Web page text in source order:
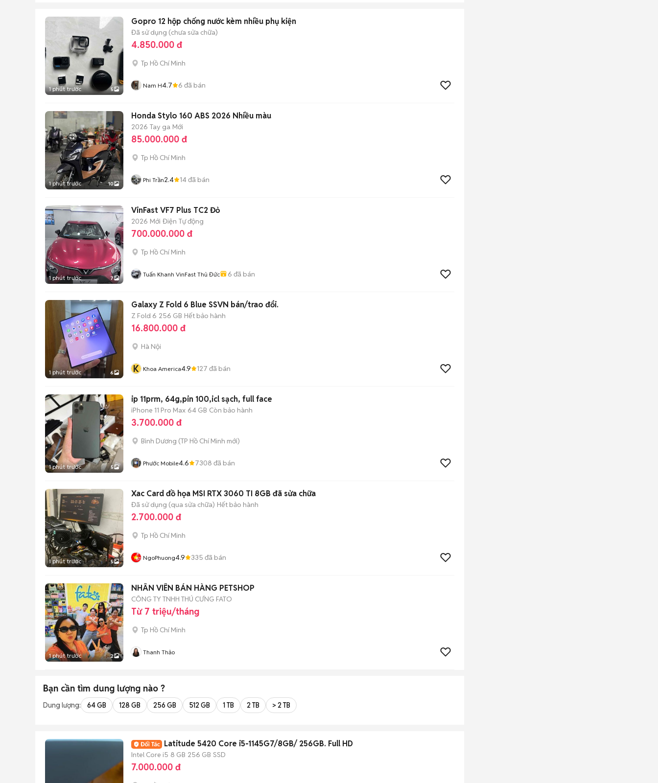
1 phút trước 5
Gopro 12 hộp chống nước kèm nhiều phụ kiện
Đã sử dụng (chưa sửa chữa)
4.850.000 đ
Tp Hồ Chí Minh
Nam H4.7 6 đã bán
1 phút trước 10
Honda Stylo 160 ABS 2026 Nhiều màu
2026 Tay ga Mới
85.000.000 đ
Tp Hồ Chí Minh
Phi Trần2.4 14đã bán
1 phút trước 7
VinFast VF7 Plus TC2 Đỏ
2026 Mới Điện Tự động
700.000.000 đ
Tp Hồ Chí Minh
Tuấn Khanh VinFast Thủ Đức 6 đã bán
1 phút trước 6
Galaxy Z Fold 6 Blue SSVN bán/trao đổi.
Z Fold 6 256 GB Hết bảo hành
16.800.000 đ
Hà Nội
K Khoa America4.9 127 đã bán
1 phút trước 5
ip 11prm, 64g,pin 100,icl sạch, full face
iPhone 11 Pro Max 64 GB Còn bảo hành
3.700.000 đ
Bình Dương (TP Hồ Chí Minh mới)
Phước Mobile4.6 7308 đã bán
1 phút trước 5
Xac Card đồ họa MSI RTX 3060 TI 8GB đã sửa chữa
Đã sử dụng (qua sửa chữa) Hết bảo hành
2.700.000 đ
Tp Hồ Chí Minh
NgoPhuong4.9 335 đã bán
1 phút trước 2
NHÂN VIÊN BÁN HÀNG PETSHOP
CÔNG TY TNHH THÚ CƯNG FATO
Từ 7 triệu/tháng
Tp Hồ Chí Minh
Thanh Thảo
Bạn cần tìm dung lượng nào ?
Dung lượng: 64 GB 128 GB 256 GB 512 GB 1 TB 2 TB > 2 TB
Latitude 5420 Core i5-1145G7/8GB/ 256GB. Full HD
Intel Core i5 8 GB 256 GB SSD
7.000.000 đ